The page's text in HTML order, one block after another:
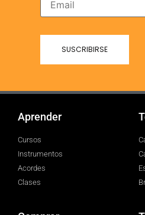
Aprender
Cursos
Instrumentos
Acordes
Clases